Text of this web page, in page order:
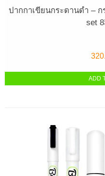
ปากกาเขียนกระดานดำ – ก
set
ADD